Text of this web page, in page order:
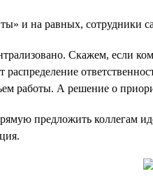
и на равных, сотрудники
Скажем, если
работы. А решение о
предложить коллегам